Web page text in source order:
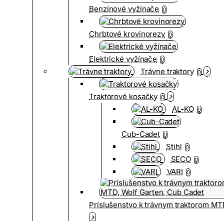
Benzínové vyžínače 0
Chrbtové krovinorezy 0
Elektrické vyžínače 0
Trávne traktory 0
Traktorové kosačky 0
AL-KO 0
Cub-Cadet 0
Stihl 0
SECO 0
VARI 0
Príslušenstvo k trávnym traktorom